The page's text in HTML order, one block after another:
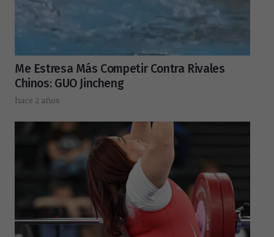
Me Estresa Más Competir Contra Rivales
Chinos: GUO Jincheng
hace 2 años